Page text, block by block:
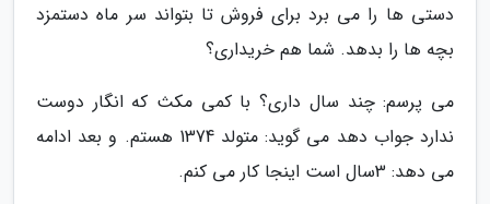
دستی ها را می برد برای فروش تا بتواند سر ماه دستمزد
بچه ها را بدهد. شما هم خریداری؟
می پرسم: چند سال داری؟ با کمی مکث که انگار دوست
ندارد جواب دهد می گوید: متولد 1374 هستم. و بعد ادامه
می دهد: 3سال است اینجا کار می کنم.